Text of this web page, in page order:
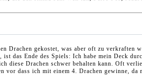
Drachen gekostet, was aber oft zu verkraften
das Ende des Spiels: Ich habe mein Deck
diese Drachen schwer behalten kann. Oft
dass ich mit einem 4. Drachen gewinne, da